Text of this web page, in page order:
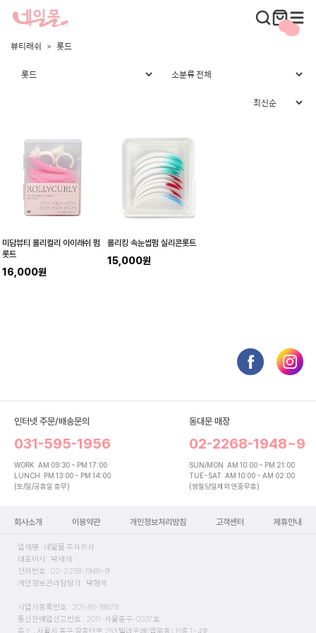
뷰티래쉬 롯드
미담뷰티 롤리컬리 아이래쉬 펌
롯트
16,000원
롤리킹 속눈썹펌 실리콘롯트
15,000원
인터넷 주문/배송문의
031-595-1956
WORK AM 09:30 ~ PM 17:00
LUNCH PM 13:00 ~ PM 14:00
(토/일/공휴일 휴무)
동대문 매장
02-2268-1948~9
SUN/MON AM 10:00 ~ PM 21:00
TUE~SAT AM 10:00 ~ AM 02:00
(명절당일제외 연중무휴)
회사소개 이용약관 개인정보처리방침 고객센터 제휴안내
업체명 : 네일몰 주식회사
대표이사 : 박세재
전화번호 : 02-2268-1948~9
개인정보관리담당자 : 박형석
사업자등록번호 : 201-86-18878
통신판매업신고번호 : 2011-서울중구-0037호